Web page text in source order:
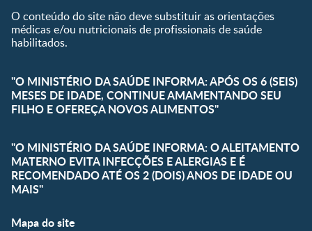
O conteúdo do site não deve substituir as orientações
médicas e/ou nutricionais de profissionais de saúde
habilitados.
"O MINISTÉRIO DA SAÚDE INFORMA: APÓS OS 6 (SEIS)
MESES DE IDADE, CONTINUE AMAMENTANDO SEU
FILHO E OFEREÇA NOVOS ALIMENTOS"
"O MINISTÉRIO DA SAÚDE INFORMA: O ALEITAMENTO
MATERNO EVITA INFECÇÕES E ALERGIAS E É
RECOMENDADO ATÉ OS 2 (DOIS) ANOS DE IDADE OU
MAIS"
Mapa do site